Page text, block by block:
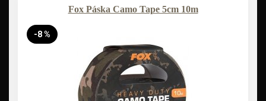
Fox Páska Camo Tape 5cm 10m
-8 %